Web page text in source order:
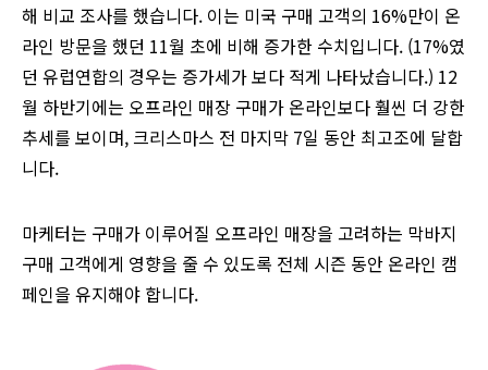
해 비교 조사를 했습니다. 이는 미국 구매 고객의 16%만이 온
라인 방문을 했던 11월 초에 비해 증가한 수치입니다. (17%였
던 유럽연합의 경우는 증가세가 보다 적게 나타났습니다.) 12
월 하반기에는 오프라인 매장 구매가 온라인보다 훨씬 더 강한
추세를 보이며, 크리스마스 전 마지막 7일 동안 최고조에 달합
니다.
마케터는 구매가 이루어질 오프라인 매장을 고려하는 막바지
구매 고객에게 영향을 줄 수 있도록 전체 시즌 동안 온라인 캠
페인을 유지해야 합니다.